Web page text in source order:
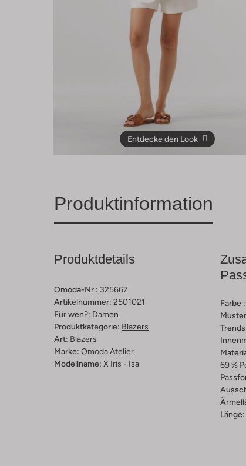
Entdecke den Look
Produktinformation
Produktdetails
Omoda-Nr.: 325667
Artikelnummer: 2501021
Für wen?: Damen
Produktkategorie: Blazers
Art: Blazers
Marke: Omoda Atelier
Modellname: X Iris - Isa
Farbe :
69 %
Länge: